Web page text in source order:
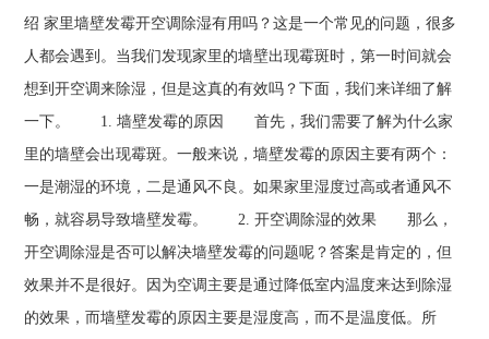
绍 家里墙壁发霉开空调除湿有用吗？这是一个常见的问题，很多
人都会遇到。当我们发现家里的墙壁出现霉斑时，第一时间就会
想到开空调来除湿，但是这真的有效吗？下面，我们来详细了解
一下。 1. 墙壁发霉的原因 首先，我们需要了解为什么家
里的墙壁会出现霉斑。一般来说，墙壁发霉的原因主要有两个：
一是潮湿的环境，二是通风不良。如果家里湿度过高或者通风不
畅，就容易导致墙壁发霉。 2. 开空调除湿的效果 那么，
开空调除湿是否可以解决墙壁发霉的问题呢？答案是肯定的，但
效果并不是很好。因为空调主要是通过降低室内温度来达到除湿
的效果，而墙壁发霉的原因主要是湿度高，而不是温度低。所